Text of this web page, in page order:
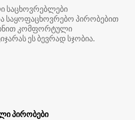
საცხოვრებლები
საყოფაცხოვრებო პირობებით
კომფორტული
ეს ბევრად სჯობია.
პირობები